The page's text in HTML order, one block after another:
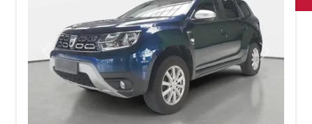
Previous Next